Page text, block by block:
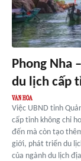
Phong Nha
du lịch cấp
Việc UBND tỉnh
cấp tỉnh không chỉ
đến mà còn tạo
giới, phát triển du
của ngành du lịch